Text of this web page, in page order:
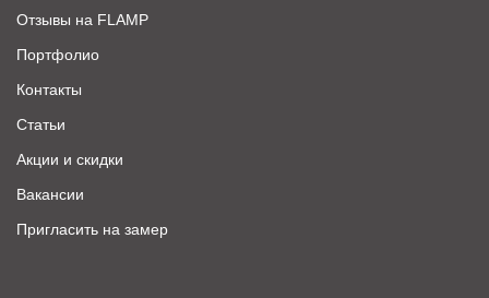
Отзывы на FLAMP
Портфолио
Контакты
Статьи
Акции и скидки
Вакансии
Пригласить на замер